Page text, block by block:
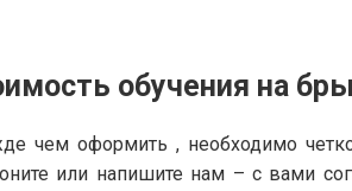
обучения на
чем оформить , необходимо
или напишите нам – с вами